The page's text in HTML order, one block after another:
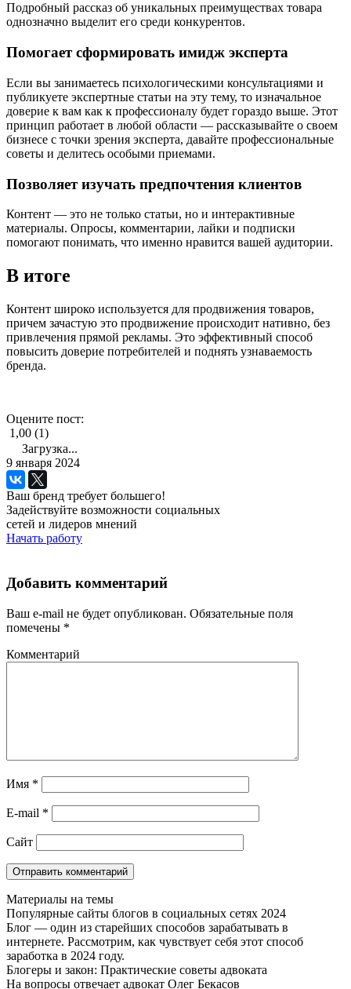
Подробный рассказ об уникальных преимуществах товара
однозначно выделит его среди конкурентов.
Помогает сформировать имидж эксперта
Если вы занимаетесь психологическими консультациями и
публикуете экспертные статьи на эту тему, то изначальное
доверие к вам как к профессионалу будет гораздо выше. Этот
принцип работает в любой области — рассказывайте о своем
бизнесе с точки зрения эксперта, давайте профессиональные
советы и делитесь особыми приемами.
Позволяет изучать предпочтения клиентов
Контент — это не только статьи, но и интерактивные
материалы. Опросы, комментарии, лайки и подписки
помогают понимать, что именно нравится вашей аудитории.
В итоге
Контент широко используется для продвижения товаров,
причем зачастую это продвижение происходит нативно, без
привлечения прямой рекламы. Это эффективный способ
повысить доверие потребителей и поднять узнаваемость
бренда.
Оцените пост:
1,00 (1)
Загрузка...
9 января 2024
Ваш бренд требует большего!
Задействуйте возможности социальных
сетей и лидеров мнений
Начать работу
Добавить комментарий
Ваш e-mail не будет опубликован. Обязательные поля
помечены *
Комментарий
Имя *
E-mail *
Сайт
Материалы на темы
Популярные сайты блогов в социальных сетях 2024
Блог — один из старейших способов зарабатывать в
интернете. Рассмотрим, как чувствует себя этот способ
заработка в 2024 году.
Блогеры и закон: Практические советы адвоката
На вопросы отвечает адвокат Олег Бекасов